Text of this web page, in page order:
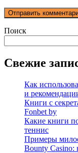
Поиск
Свежие
Как
и
Книги с
Fonbet by
Какие книги
теннис
Примеры
Bounty Casino: